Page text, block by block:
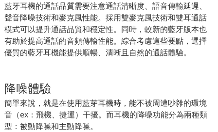
藍牙耳機的通話品質需要注意通話清晰度、語音傳輸延遲、
聲音降噪技術和麥克風性能。採用雙麥克風技術和雙耳通話
模式可以提升通話品質和穩定性。同時，較新的藍牙版本也
有助於提高通話的音頻傳輸性能。綜合考慮這些要點，選擇
優質的藍牙耳機能提供順暢、清晰且自然的通話體驗。
降噪體驗
簡單來說，就是在使用藍芽耳機時，能不被周遭吵雜的環境
音（ex：飛機、捷運）干擾。而耳機的降噪功能分為兩種類
型：被動降噪和主動降噪。